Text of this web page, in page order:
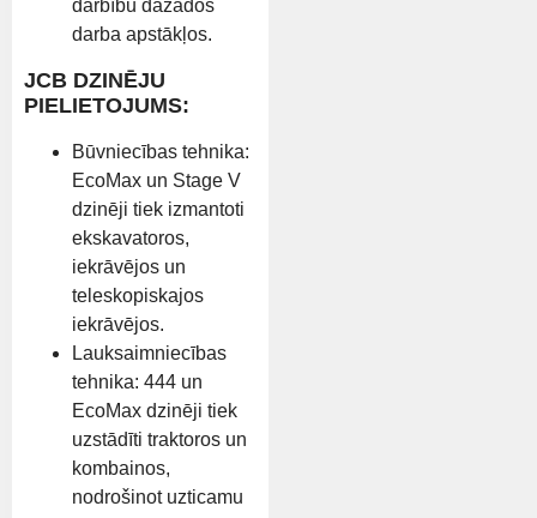
darbību dažādos
darba apstākļos.
JCB DZINĒJU
PIELIETOJUMS:
Būvniecības tehnika:
EcoMax un Stage V
dzinēji tiek izmantoti
ekskavatoros,
iekrāvējos un
teleskopiskajos
iekrāvējos.
Lauksaimniecības
tehnika: 444 un
EcoMax dzinēji tiek
uzstādīti traktoros un
kombainos,
nodrošinot uzticamu